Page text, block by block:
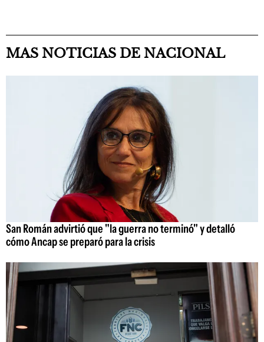
MAS NOTICIAS DE NACIONAL
San Román advirtió que "la guerra no terminó" y detalló
cómo Ancap se preparó para la crisis